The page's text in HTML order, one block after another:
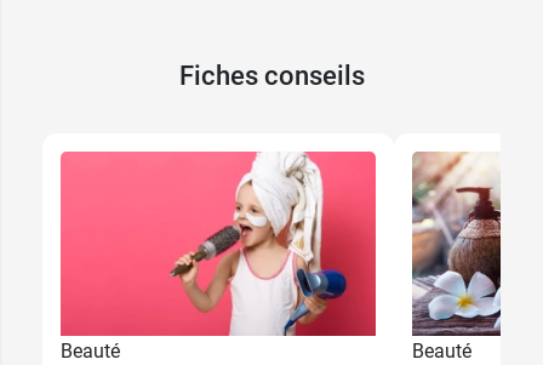
Fiches conseils
Beauté
Beauté